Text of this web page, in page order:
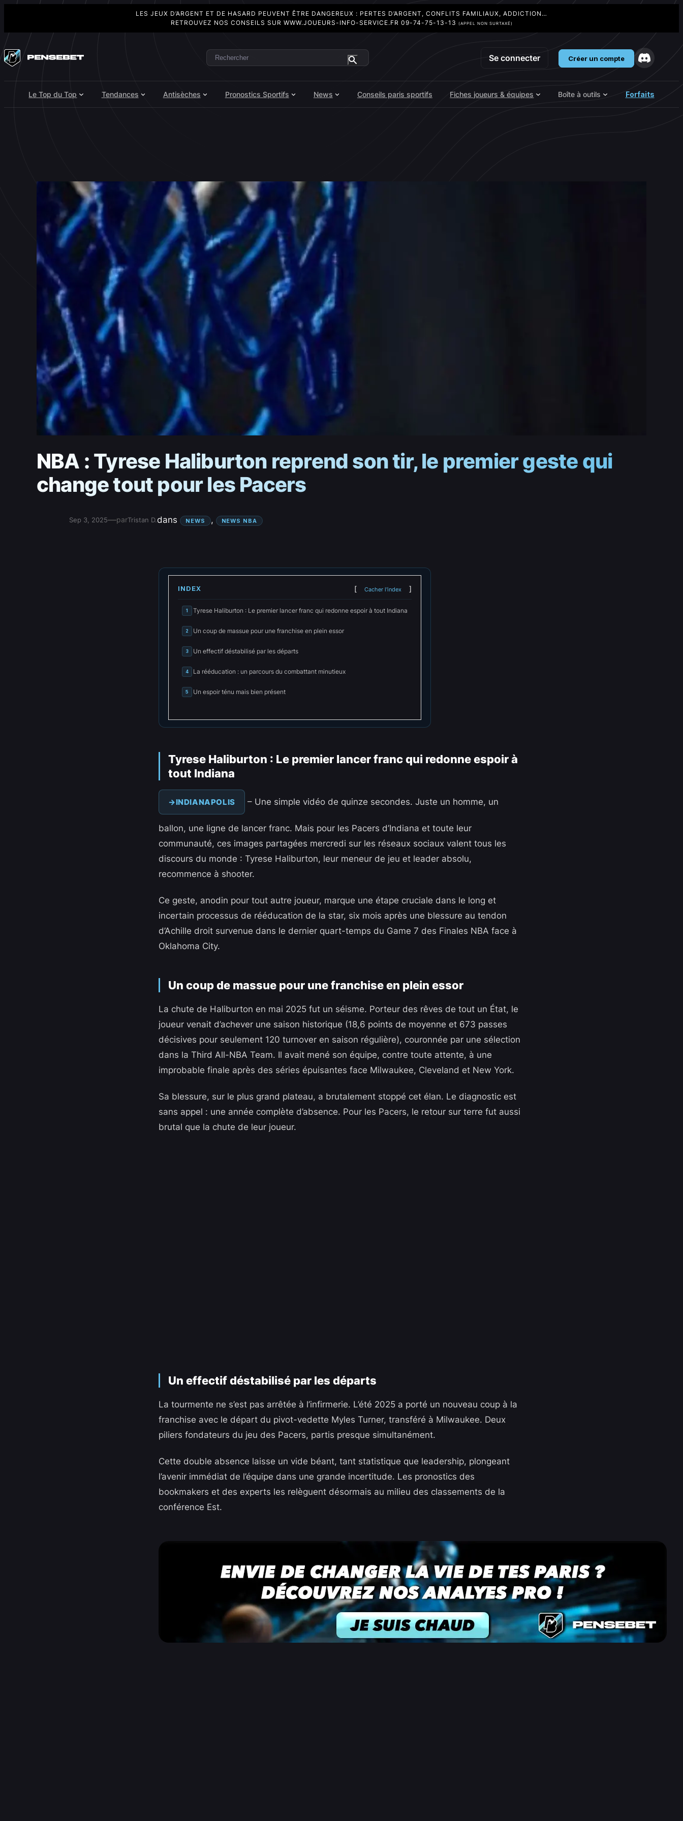
LES JEUX D’ARGENT ET DE HASARD PEUVENT ÊTRE DANGEREUX : PERTES D’ARGENT, CONFLITS FAMILIAUX, ADDICTION…
RETROUVEZ NOS CONSEILS SUR WWW.JOUEURS-INFO-SERVICE.FR 09-74-75-13-13 (APPEL NON SURTAXÉ)
au
contenu
Rechercher Se connecter Créer un compte
Le Top du Top Tendances Antisèches Pronostics Sportifs News Conseils paris sportifs Fiches joueurs & équipes Boîte à outils Forfaits
NBA : Tyrese Haliburton reprend son tir, le premier geste qui
change tout pour les Pacers
Sep 3, 2025—parTristan D.dans NEWS , NEWS NBA
INDEX Cacher l'index
1 Tyrese Haliburton : Le premier lancer franc qui redonne espoir à tout Indiana
2 Un coup de massue pour une franchise en plein essor
3 Un effectif déstabilisé par les départs
4 La rééducation : un parcours du combattant minutieux
5 Un espoir ténu mais bien présent
Tyrese Haliburton : Le premier lancer franc qui redonne espoir à
tout Indiana
INDIANAPOLIS – Une simple vidéo de quinze secondes. Juste un homme, un
ballon, une ligne de lancer franc. Mais pour les Pacers d’Indiana et toute leur
communauté, ces images partagées mercredi sur les réseaux sociaux valent tous les
discours du monde : Tyrese Haliburton, leur meneur de jeu et leader absolu,
recommence à shooter.
Ce geste, anodin pour tout autre joueur, marque une étape cruciale dans le long et
incertain processus de rééducation de la star, six mois après une blessure au tendon
d’Achille droit survenue dans le dernier quart-temps du Game 7 des Finales NBA face à
Oklahoma City.
Un coup de massue pour une franchise en plein essor
La chute de Haliburton en mai 2025 fut un séisme. Porteur des rêves de tout un État, le
joueur venait d’achever une saison historique (18,6 points de moyenne et 673 passes
décisives pour seulement 120 turnover en saison régulière), couronnée par une sélection
dans la Third All-NBA Team. Il avait mené son équipe, contre toute attente, à une
improbable finale après des séries épuisantes face Milwaukee, Cleveland et New York.
Sa blessure, sur le plus grand plateau, a brutalement stoppé cet élan. Le diagnostic est
sans appel : une année complète d’absence. Pour les Pacers, le retour sur terre fut aussi
brutal que la chute de leur joueur.
Un effectif déstabilisé par les départs
La tourmente ne s’est pas arrêtée à l’infirmerie. L’été 2025 a porté un nouveau coup à la
franchise avec le départ du pivot-vedette Myles Turner, transféré à Milwaukee. Deux
piliers fondateurs du jeu des Pacers, partis presque simultanément.
Cette double absence laisse un vide béant, tant statistique que leadership, plongeant
l’avenir immédiat de l’équipe dans une grande incertitude. Les pronostics des
bookmakers et des experts les relèguent désormais au milieu des classements de la
conférence Est.